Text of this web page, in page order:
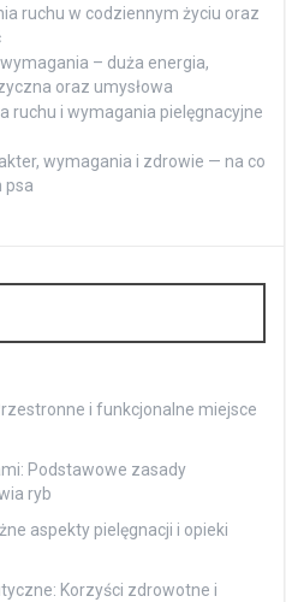
ruchu w codziennym życiu oraz
– duża energia,
oraz umysłowa
ruchu i wymagania pielęgnacyjne
wymagania i zdrowie — na co
psa
i funkcjonalne miejsce
Podstawowe zasady
ryb
aspekty pielęgnacji i opieki
Korzyści zdrowotne i